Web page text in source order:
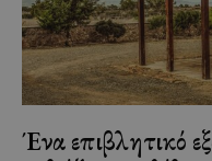
Ένα επιβλητικό